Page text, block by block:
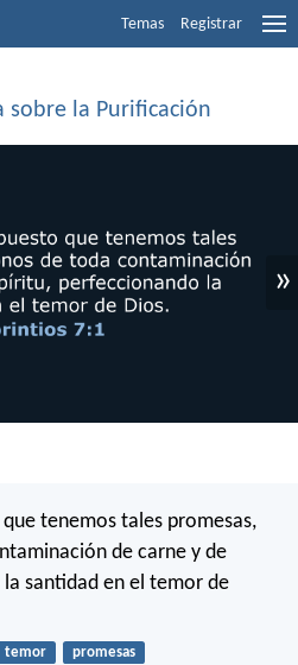
Temas Registrar
sobre la Purificación
»
tenemos tales promesas,
de carne y de
santidad en el temor de
temor promesas